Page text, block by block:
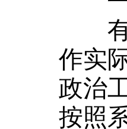
有
作实
政治
按照